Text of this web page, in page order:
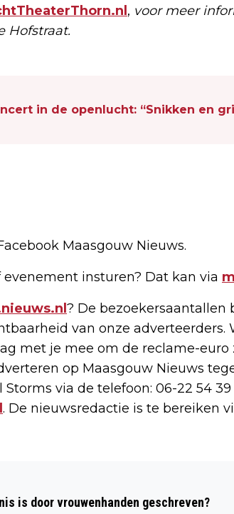
, voor meer
Hofstraat.
in de openlucht: “Snikken en
Maasgouw Nieuws.
insturen? Dat kan via
? De
van onze
met je mee om de reclame-
op Maasgouw Nieuws
via de telefoon: 06-22 54 39
. De nieuwsredactie is te bereiken
VIERT
is door vrouwenhanden geschreven?